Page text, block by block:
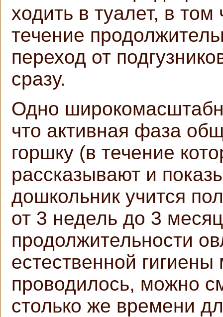
ходить в туалет, в
течение
переход от
сразу.
Одно
что активная фаза
горшку (в течение
рассказывают и
дошкольник учится
от 3 недель до 3
продолжительности
естественной
проводилось, можно
столько же времени